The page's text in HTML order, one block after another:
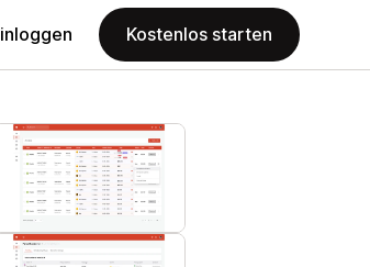
Kostenlos starten